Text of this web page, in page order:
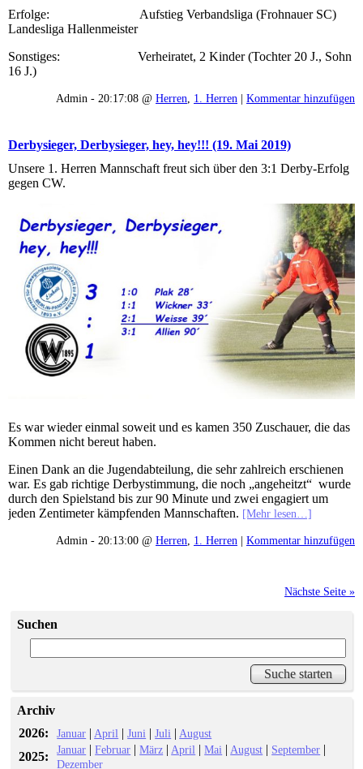
Erfolge: Aufstieg Verbandsliga (Frohnauer SC)
Landesliga Hallenmeister
Sonstiges: Verheiratet, 2 Kinder (Tochter 20 J., Sohn
16 J.)
Admin - 20:17:08 @ Herren, 1. Herren | Kommentar hinzufügen
Derbysieger, Derbysieger, hey, hey!!! (19. Mai 2019)
Unsere 1. Herren Mannschaft freut sich über den 3:1 Derby-Erfolg
gegen CW.
Es war wieder einmal soweit und es kamen 350 Zuschauer, die das
Kommen nicht bereut haben.
Einen Dank an die Jugendabteilung, die sehr zahlreich erschienen
war. Es gab richtige Derbystimmung, die noch „angeheitzt“ wurde
durch den Spielstand bis zur 90 Minute und zwei engagiert um
jeden Zentimeter kämpfenden Mannschaften. [Mehr lesen…]
Admin - 20:13:00 @ Herren 1. Herren | Kommentar hinzufügen
Nächste Seite »
Suchen
Archiv
2026:
Januar | April |Juni |Juli | August
2025: Januar |Februar |März | April |Mai | August | September |
Dezember